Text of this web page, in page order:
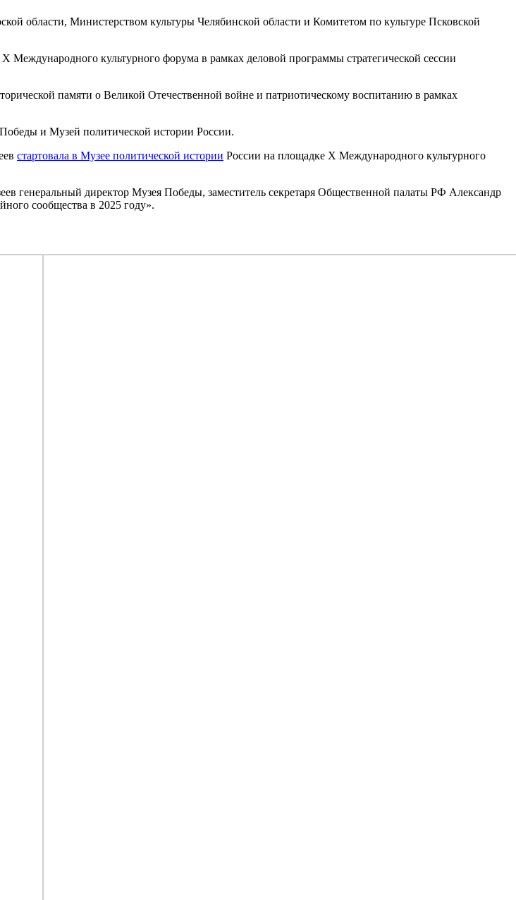
области, Министерством культуры Челябинской области и Комитетом по культуре Псковской
Международного культурного форума в рамках деловой программы стратегической сессии
памяти о Великой Отечественной войне и патриотическому воспитанию в рамках
и Музей политической истории России.
стартовала в Музее политической истории России на площадке X Международного культурного
генеральный директор Музея Победы, заместитель секретаря Общественной палаты РФ Александр
сообщества в 2025 году».